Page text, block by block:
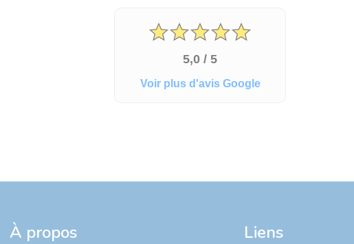
5,0 / 5
Voir plus d'avis Google
À propos Liens